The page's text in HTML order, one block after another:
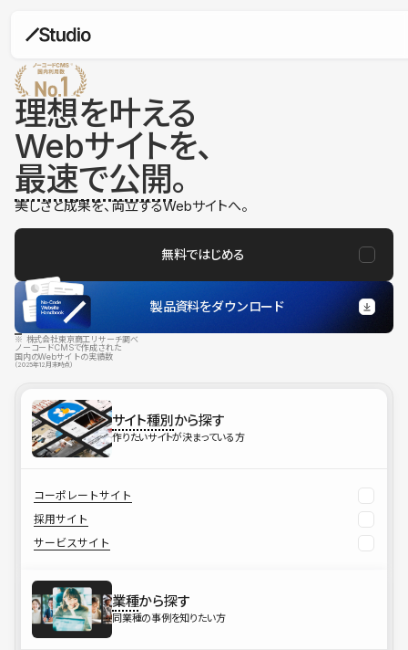
理想を叶える
Webサイトを、
最速で公開。
美しさと成果を、両立するWebサイトへ。
無料ではじめる
製品資料をダウンロード
※ 株式会社東京商工リサーチ調べ
ノーコードCMSで作成された
国内のWebサイトの実績数
（2025年12月末時点）
サイト種別から探す
作りたいサイトが決まっている方
コーポレートサイト
採用サイト
サービスサイト
業種から探す
同業種の事例を知りたい方